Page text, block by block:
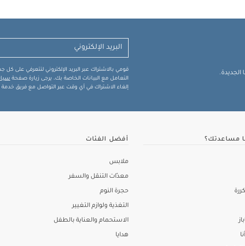
الجديدة.
قومي بالاشتراك عبر البريد الإلكتروني لتتعرفي على
التعامل مع البيانات الخاصة بك، يرجى زيارة صفحة
إلغاء الاشتراك في أي وقت عبر التواصل مع فريق خدمة
مساعدتك؟ أفضل الفئات
ملابس
معدّات التنقل والسفر
حجرة النوم
التغذية ولوازم التغيير
الاستحمام والعناية بالطفل
هدايا